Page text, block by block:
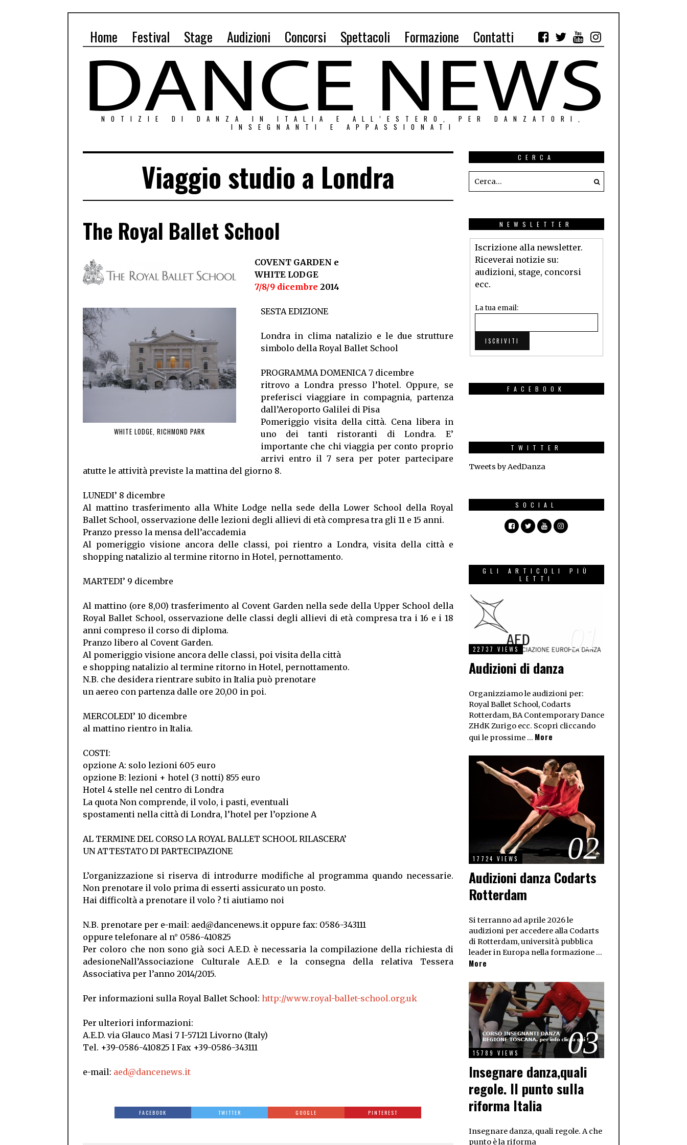
Home Festival Stage Audizioni Concorsi Spettacoli Formazione Contatti
NOTIZIE DI DANZA IN ITALIA E ALL’ESTERO, PER DANZATORI,
INSEGNANTI E APPASSIONATI
Viaggio studio a Londra
The Royal Ballet School
COVENT GARDEN e
WHITE LODGE
7/8/9 dicembre 2014
WHITE LODGE, RICHMOND PARK
SESTA EDIZIONE
Londra in clima natalizio e le due strutture
simbolo della Royal Ballet School
PROGRAMMA DOMENICA 7 dicembre
ritrovo a Londra presso l’hotel. Oppure, se
preferisci viaggiare in compagnia, partenza
dall’Aeroporto Galilei di Pisa
Pomeriggio visita della città. Cena libera in
uno dei tanti ristoranti di Londra. E’
importante che chi viaggia per conto proprio
arrivi entro il 7 sera per poter partecipare
atutte le attività previste la mattina del giorno 8.
LUNEDI’ 8 dicembre
Al mattino trasferimento alla White Lodge nella sede della Lower School della Royal
Ballet School, osservazione delle lezioni degli allievi di età compresa tra gli 11 e 15 anni.
Pranzo presso la mensa dell’accademia
Al pomeriggio visione ancora delle classi, poi rientro a Londra, visita della città e
shopping natalizio al termine ritorno in Hotel, pernottamento.
MARTEDI’ 9 dicembre
Al mattino (ore 8,00) trasferimento al Covent Garden nella sede della Upper School della
Royal Ballet School, osservazione delle classi degli allievi di età compresa tra i 16 e i 18
anni compreso il corso di diploma.
Pranzo libero al Covent Garden.
Al pomeriggio visione ancora delle classi, poi visita della città
e shopping natalizio al termine ritorno in Hotel, pernottamento.
N.B. che desidera rientrare subito in Italia può prenotare
un aereo con partenza dalle ore 20,00 in poi.
MERCOLEDI’ 10 dicembre
al mattino rientro in Italia.
COSTI:
opzione A: solo lezioni 605 euro
opzione B: lezioni + hotel (3 notti) 855 euro
Hotel 4 stelle nel centro di Londra
La quota Non comprende, il volo, i pasti, eventuali
spostamenti nella città di Londra, l’hotel per l’opzione A
AL TERMINE DEL CORSO LA ROYAL BALLET SCHOOL RILASCERA’
UN ATTESTATO DI PARTECIPAZIONE
L’organizzazione si riserva di introdurre modifiche al programma quando necessarie.
Non prenotare il volo prima di esserti assicurato un posto.
Hai difficoltà a prenotare il volo ? ti aiutiamo noi
N.B. prenotare per e-mail: aed@dancenews.it oppure fax: 0586-343111
oppure telefonare al n° 0586-410825
Per coloro che non sono già soci A.E.D. è necessaria la compilazione della richiesta di
adesioneNall’Associazione Culturale A.E.D. e la consegna della relativa Tessera
Associativa per l’anno 2014/2015.
Per informazioni sulla Royal Ballet School: http://www.royal-ballet-school.org.uk
Per ulteriori informazioni:
A.E.D. via Glauco Masi 7 I-57121 Livorno (Italy)
Tel. +39-0586-410825 I Fax +39-0586-343111
e-mail: aed@dancenews.it
FACEBOOK TWITTER GOOGLE PINTEREST
CERCA
NEWSLETTER
Iscrizione alla newsletter.
Riceverai notizie su:
audizioni, stage, concorsi
ecc.
La tua email:
FACEBOOK
TWITTER
Tweets by AedDanza
SOCIAL
GLI ARTICOLI PIÙ
LETTI
01
22737 VIEWS
Audizioni di danza
Organizziamo le audizioni per:
Royal Ballet School, Codarts
Rotterdam, BA Contemporary Dance
ZHdK Zurigo ecc. Scopri cliccando
qui le prossime … More
02
17724 VIEWS
Audizioni danza Codarts
Rotterdam
Si terranno ad aprile 2026 le
audizioni per accedere alla Codarts
di Rotterdam, università pubblica
leader in Europa nella formazione …
More
03
15789 VIEWS
Insegnare danza,quali
regole. Il punto sulla
riforma Italia
Insegnare danza, quali regole. A che
punto è la riforma